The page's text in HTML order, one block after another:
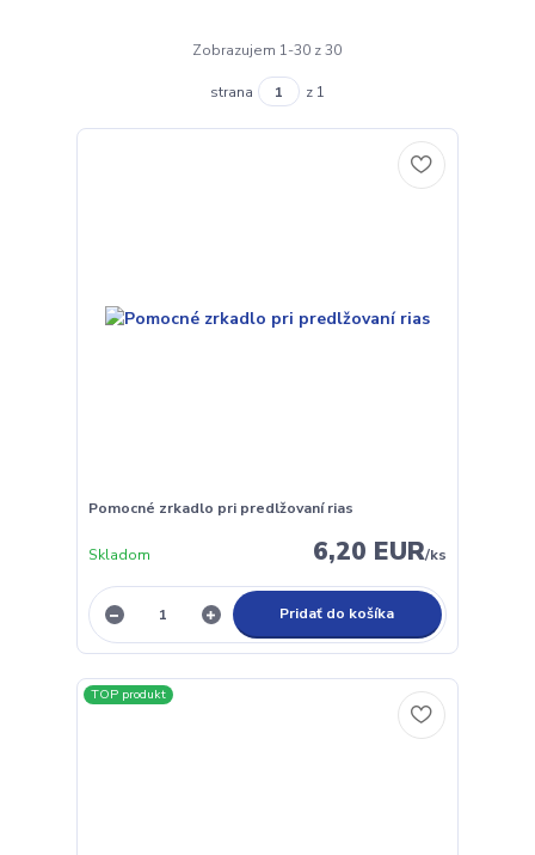
Zobrazujem 1-30 z 30
strana z 1
Pomocné zrkadlo pri predlžovaní rias
6,20 EUR/ks
Skladom
Pridať do košíka
TOP produkt